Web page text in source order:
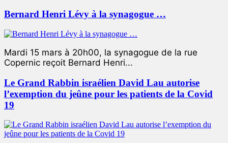
Bernard Henri Lévy à la synagogue …
Mardi 15 mars à 20h00, la synagogue de la rue
Copernic reçoit Bernard Henri...
Le Grand Rabbin israélien David Lau autorise
l’exemption du jeûne pour les patients de la Covid
19